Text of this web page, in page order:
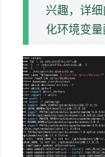
兴趣，详
化环境变量